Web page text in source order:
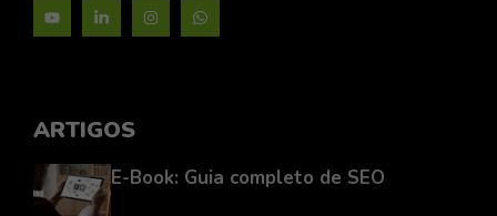
ARTIGOS
E-Book: Guia completo de SEO